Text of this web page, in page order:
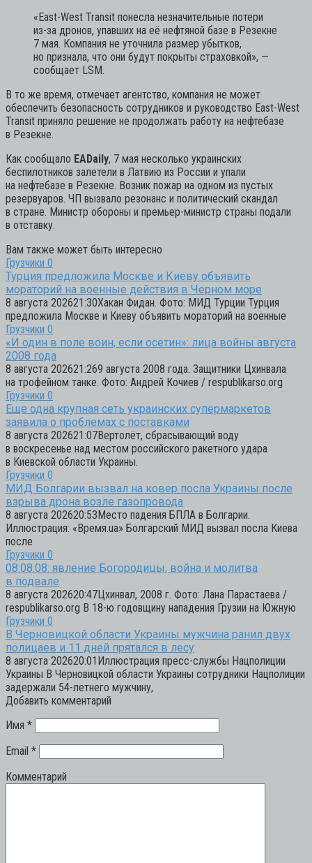
«East-West Transit понесла незначительные потери
из-за дронов, упавших на её нефтяной базе в Резекне
7 мая. Компания не уточнила размер убытков,
но признала, что они будут покрыты страховкой», —
сообщает LSM.
В то же время, отмечает агентство, компания не может
обеспечить безопасность сотрудников и руководство East-West
Transit приняло решение не продолжать работу на нефтебазе
в Резекне.
Как сообщало EADaily, 7 мая несколько украинских
беспилотников залетели в Латвию из России и упали
на нефтебазе в Резекне. Возник пожар на одном из пустых
резервуаров. ЧП вызвало резонанс и политический скандал
в стране. Министр обороны и премьер-министр страны подали
в отставку.
Вам также может быть интересно
Грузчики 0
Турция предложила Москве и Киеву объявить
мораторий на военные действия в Черном море
8 августа 202621:30Хакан Фидан. Фото: МИД Турции Турция
предложила Москве и Киеву объявить мораторий на военные
Грузчики 0
«И один в поле воин, если осетин»: лица войны августа
2008 года
8 августа 202621:269 августа 2008 года. Защитники Цхинвала
на трофейном танке. Фото: Андрей Кочиев / respublikarso.org
Грузчики 0
Еще одна крупная сеть украинских супермаркетов
заявила о проблемах с поставками
8 августа 202621:07Вертолёт, сбрасывающий воду
в воскресенье над местом российского ракетного удара
в Киевской области Украины.
Грузчики 0
МИД Болгарии вызвал на ковер посла Украины после
взрыва дрона возле газопровода
8 августа 202620:53Место падения БПЛА в Болгарии.
Иллюстрация: «Время.ua» Болгарский МИД вызвал посла Киева
после
Грузчики 0
08.08.08: явление Богородицы, война и молитва
в подвале
8 августа 202620:47Цхинвал, 2008 г. Фото: Лана Парастаева /
respublikarso.org В 18-ю годовщину нападения Грузии на Южную
Грузчики 0
В Черновицкой области Украины мужчина ранил двух
полицаев и 11 дней прятался в лесу
8 августа 202620:01Иллюстрация пресс-службы Нацполиции
Украины В Черновицкой области Украины сотрудники Нацполиции
задержали 54-летнего мужчину,
Добавить комментарий
Имя *
Email *
Комментарий